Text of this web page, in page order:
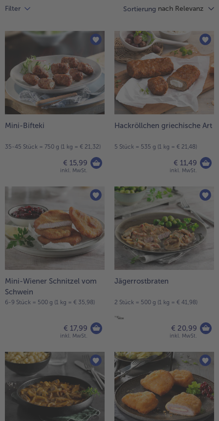
alle Hausmannskost & Suppen
Brot & Gebäck
alle Brot & Gebäck
alle Süße Vielfalt
Confiserie & Feinkost
alle Confiserie & Feinkost
Wein & Spirituosen
alle Wein & Spirituosen
Küchenhelfer
Filter Sortierung nach Relevanz
Mini-Bifteki
35-45 Stück = 750 g (1 kg = € 21,32)
€ 15,99
inkl. MwSt.
Hackröllchen griechische Art
5 Stück = 535 g (1 kg = € 21,48)
€ 11,49
inkl. MwSt.
Mini-Wiener Schnitzel vom
Schwein
6-9 Stück = 500 g (1 kg = € 35,98)
€ 17,99
inkl. MwSt.
Jägerrostbraten
2 Stück = 500 g (1 kg = € 41,98)
€ 20,99
inkl. MwSt.